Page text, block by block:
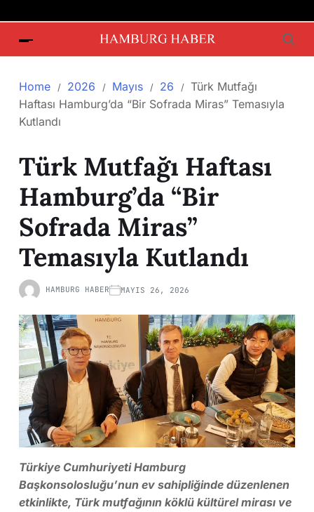
Home 2026 Mayıs 26
Türk Mutfağı
Haftası Hamburg’da “Bir Sofrada Miras” Temasıyla
Kutlandı
Türk Mutfağı Haftası
Hamburg’da “Bir
Sofrada Miras”
Temasıyla Kutlandı
HAMBURG HABER MAYIS 26, 2026
Türkiye Cumhuriyeti Hamburg
Başkonsolosluğu’nun ev sahipliğinde düzenlenen
etkinlikte, Türk mutfağının köklü kültürel mirası ve